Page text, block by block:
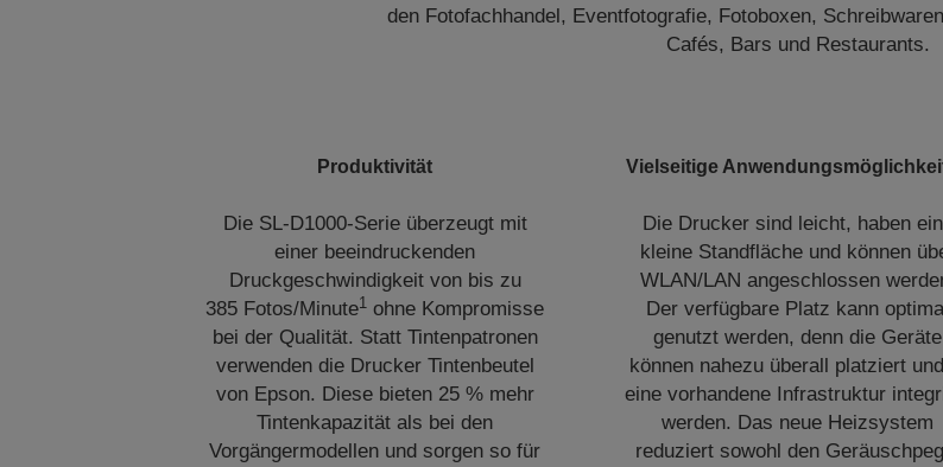
den Fotofachhandel, Eventfotografie, Fotoboxen,
Cafés, Bars und Restaurants.
Produktivität
Die SL-D1000-Serie überzeugt mit
einer beeindruckenden
Druckgeschwindigkeit von bis zu
385 Fotos/Minute1 ohne Kompromisse
bei der Qualität. Statt Tintenpatronen
verwenden die Drucker Tintenbeutel
von Epson. Diese bieten 25 % mehr
Tintenkapazität als bei den
Vorgängermodellen und sorgen so für
Vielseitige
Die Drucker sind leicht, haben
kleine Standfläche und können
WLAN/LAN angeschlossen
Der verfügbare Platz kann
genutzt werden, denn die Geräte
können nahezu überall platziert
eine vorhandene Infrastruktur
werden. Das neue Heizsystem
reduziert sowohl den